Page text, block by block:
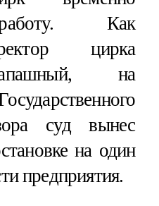
Как
цирка
на
суд вынес
на один
предприятия.